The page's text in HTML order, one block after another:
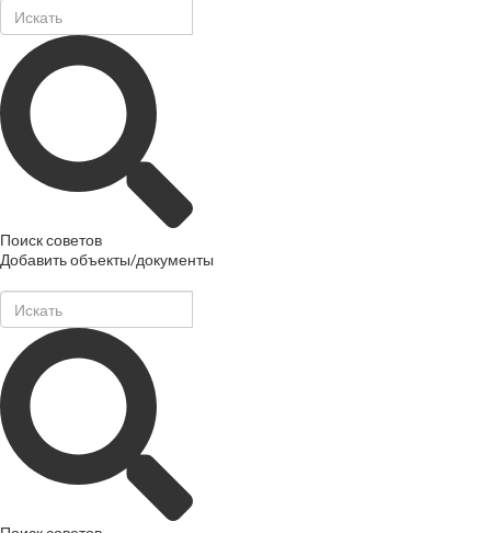
Поиск советов
Добавить объекты/документы